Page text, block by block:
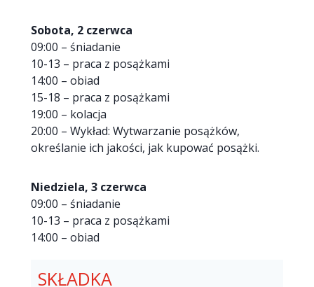
Sobota, 2 czerwca
09:00 – śniadanie
10-13 – praca z posążkami
14:00 – obiad
15-18 – praca z posążkami
19:00 – kolacja
20:00 – Wykład: Wytwarzanie posążków,
określanie ich jakości, jak kupować posążki.
Niedziela, 3 czerwca
09:00 – śniadanie
10-13 – praca z posążkami
14:00 – obiad
SKŁADKA